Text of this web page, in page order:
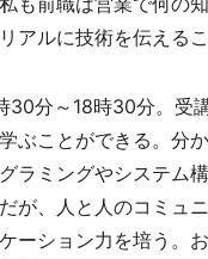
アルに技術を伝える
分～18時30分。受
ぶことができる。分
ラミングやシステム
が、人と人のコミュ
ーション力を培う。